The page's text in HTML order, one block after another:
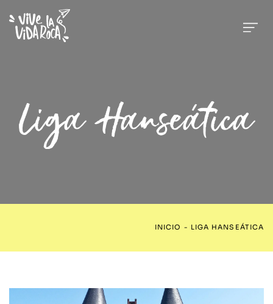
Liga Hanseática
INICIO - LIGA HANSEÁTICA